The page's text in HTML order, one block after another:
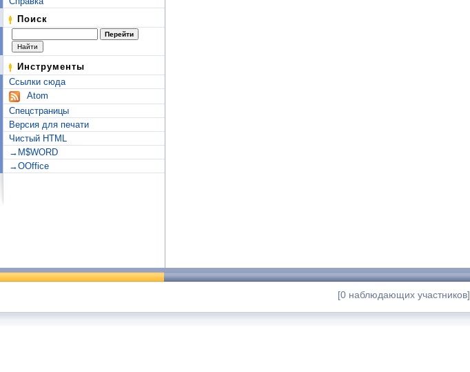
Поиск
Инструменты
Ссылки сюда
Atom
Спецстраницы
Версия для печати
Чистый HTML
→M$WORD
→OOffice
[0 наблюдающих участников]